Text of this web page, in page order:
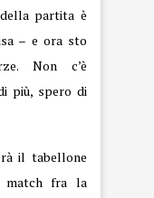
partita è
– e ora sto
Non c’è
più, spero di
il tabellone
match fra la